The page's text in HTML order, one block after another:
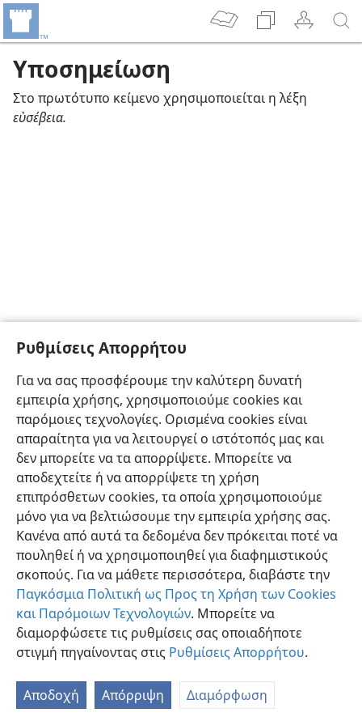
Ρυθμίσεις Απορρήτου
Για να σας προσφέρουμε την καλύτερη δυνατή
εμπειρία χρήσης, χρησιμοποιούμε cookies και
παρόμοιες τεχνολογίες. Ορισμένα cookies είναι
απαραίτητα για να λειτουργεί ο ιστότοπός μας και
δεν μπορείτε να τα απορρίψετε. Μπορείτε να
αποδεχτείτε ή να απορρίψετε τη χρήση
επιπρόσθετων cookies, τα οποία χρησιμοποιούμε
μόνο για να βελτιώσουμε την εμπειρία χρήσης σας.
Κανένα από αυτά τα δεδομένα δεν πρόκειται ποτέ να
πουληθεί ή να χρησιμοποιηθεί για διαφημιστικούς
σκοπούς. Για να μάθετε περισσότερα, διαβάστε την
Παγκόσμια Πολιτική ως Προς τη Χρήση των Cookies
και Παρόμοιων Τεχνολογιών. Μπορείτε να
διαμορφώσετε τις ρυθμίσεις σας οποιαδήποτε
στιγμή πηγαίνοντας στις Ρυθμίσεις Απορρήτου.
Αποδοχή Απόρριψη Διαμόρφωση
Υποσημείωση
Στο πρωτότυπο κείμενο χρησιμοποιείται η λέξη
εὐσέβεια.
Ελληνική Προτιμήσεις
Copyright© 2026 Watch Tower Bible and Tract Society of Pennsylvania
Πολιτική Απορρήτου
Ρυθμίσεις Απορρήτου
JW.ORG
Σύνδεση